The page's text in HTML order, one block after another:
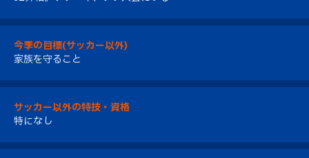
今季の目標(サッカー以外)
家族を守ること
サッカー以外の特技・資格
特になし